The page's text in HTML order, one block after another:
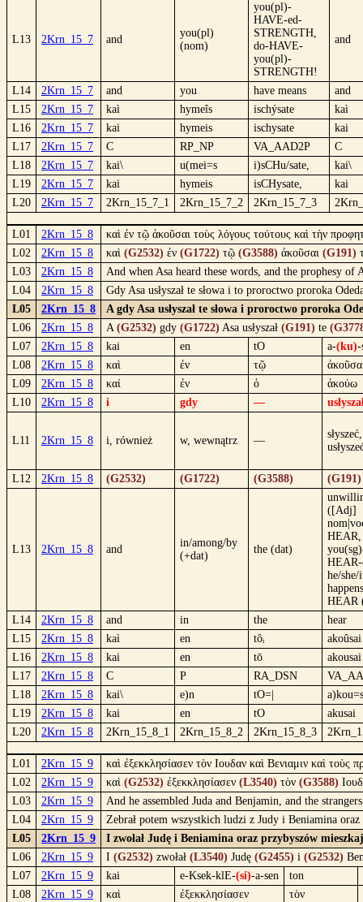
L13 2Krn_15_7 and
you(pl)
(nom)
you(pl)-
HAVE-ed-
STRENGTH,
do-HAVE-
you(pl)-
STRENGTH!
and
L14 2Krn_15_7 and you have means
and
L15
2Krn_15_7 kaì hymeîs ischýsate
kaì
L16
2Krn_15_7 kai hymeis ischysate
kai
L17
2Krn_15_7 C RP_NP VA_AAD2P
C
L18
2Krn_15_7 kai\ u(mei=s i)sCHu/sate,
kai\
L19
2Krn_15_7 kai hymeis isCHysate,
kai
L20
2Krn_15_7 2Krn_15_7_1 2Krn_15_7_2 2Krn_15_7_3
L01 2Krn_15_8
καὶ ἐν τῷ ἀκοῦσαι τοὺς λόγους τούτους καὶ τὴν
L02
2Krn_15_8 καὶ (G2532) ἐν (G1722) τῷ (G3588) ἀκοῦσαι (G191)
L03
2Krn_15_8
And when Asa heard these words, and the prophesy
L04
2Krn_15_8
Gdy Asa usłyszał te słowa i to proroctwo proroka
L05
2Krn_15_8
A gdy Asa usłyszał te słowa i proroctwo proroka
L06
2Krn_15_8 A (G2532) gdy (G1722) Asa usłyszał (G191) te
L07
2Krn_15_8 kai en tO a-(ku)-
L08
2Krn_15_8 καὶ ἐν τῷ
L09
2Krn_15_8 καί ἐν ὁ
ἀκούω
L10
2Krn_15_8 i gdy —
L11 2Krn_15_8 i, również w, wewnątrz —
słyszeć,
L12 2Krn_15_8 (G2532) (G1722) (G3588) (G191)
L13 2Krn_15_8 and
in/among/by
(+dat)
the (dat)
([Adj]
HEAR,
he/she/
HEAR
L14
2Krn_15_8 and in the
hear
L15
2Krn_15_8 kaì en tôᵢ
akoûsai
L16
2Krn_15_8 kai en tō
akousai
L17
2Krn_15_8 C P RA_DSN
L18
2Krn_15_8 kai\ e)n tO=|
L19
2Krn_15_8 kai en tO
akusai
L20
2Krn_15_8 2Krn_15_8_1 2Krn_15_8_2 2Krn_15_8_3
L01 2Krn_15_9
καὶ ἐξεκκλησίασεν τὸν Ιουδαν καὶ Βενιαμιν καὶ
L02
2Krn_15_9 καὶ (G2532) ἐξεκκλησίασεν (L3540) τὸν (G3588)
L03
2Krn_15_9
And he assembled Juda and Benjamin, and the
L04
2Krn_15_9
Zebrał potem wszystkich ludzi z Judy i Beniamina
L05
2Krn_15_9
I zwołał Judę i Beniamina oraz przybyszów
L06
2Krn_15_9 I (G2532) zwołał (L3540) Judę (G2455) i (G2532)
L07
2Krn_15_9 kai e-Ksek-klE-(si)-a-sen
ton
L08
2Krn_15_9 καὶ ἐξεκκλησίασεν
τὸν